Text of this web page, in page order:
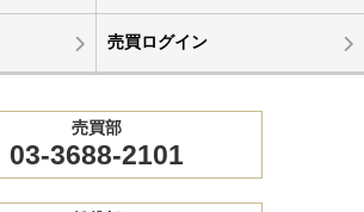
売買ログイン
売買部
03-3688-2101